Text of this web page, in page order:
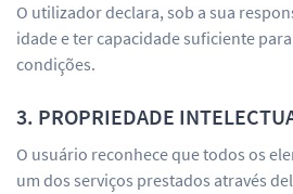
O utilizador declara, sob a sua
idade e ter capacidade suficiente
condições.
3. PROPRIEDADE
O usuário reconhece que todos os
um dos serviços prestados através